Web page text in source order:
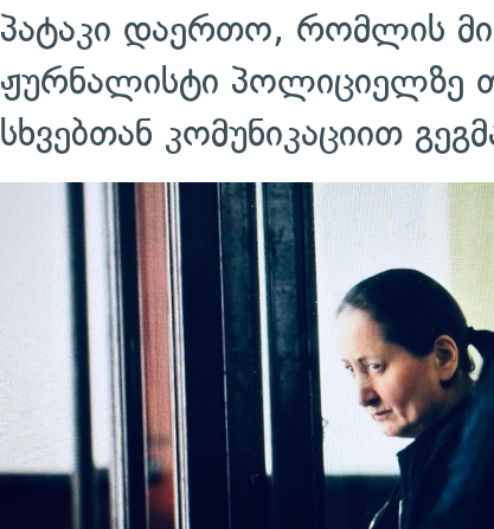
პატაკი დაერთო, რომლის
ჟურნალისტი პოლიციელზე
სხვებთან კომუნიკაციით